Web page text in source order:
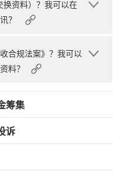
换资料）？我可以在
？
合规法案》？我可以
料？
筹集
诉